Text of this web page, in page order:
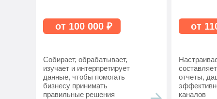
Собирает, обрабатывает,
изучает и интерпретирует
данные, чтобы помогать
бизнесу принимать
правильные решения
от 100 000 ₽
отчеты,
каналов
от